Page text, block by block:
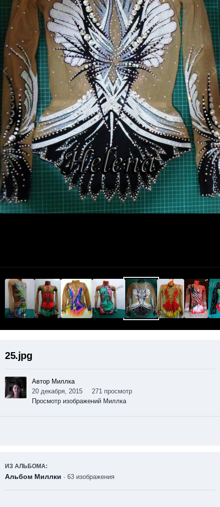
25.jpg
Автор Миллка
20 декабря, 2015
271 просмотр
Просмотр изображений Миллка
ИЗ АЛЬБОМА:
Альбом Миллки · 63 изображения